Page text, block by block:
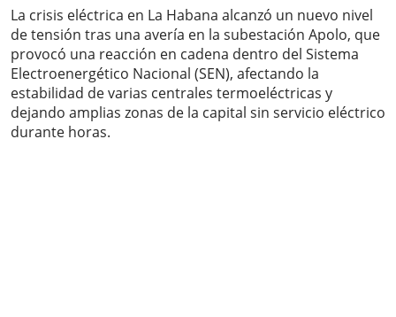
La crisis eléctrica en La Habana alcanzó un nuevo nivel
de tensión tras una avería en la subestación Apolo, que
provocó una reacción en cadena dentro del Sistema
Electroenergético Nacional (SEN), afectando la
estabilidad de varias centrales termoeléctricas y
dejando amplias zonas de la capital sin servicio eléctrico
durante horas.